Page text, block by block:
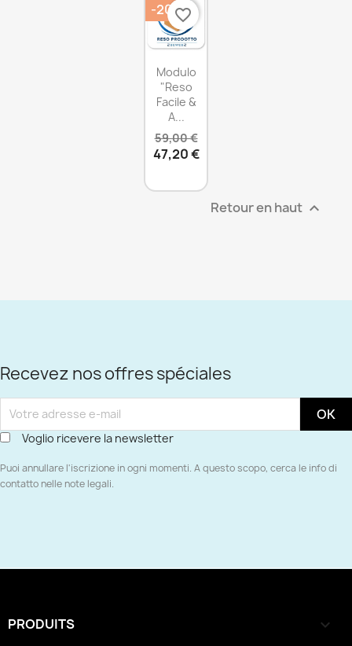
Modulo
"Reso
Facile &
A...
59,00 €
47,20 €
-20%favorite_border
Retour en haut 
Recevez nos offres spéciales
Voglio ricevere la newsletter
Puoi annullare l'iscrizione in ogni momenti. A questo scopo, cerca le info di
contatto nelle note legali.
PRODUITS 